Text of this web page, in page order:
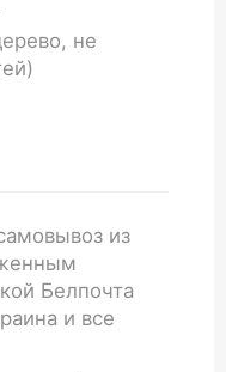
не
из
Белпочта
и все